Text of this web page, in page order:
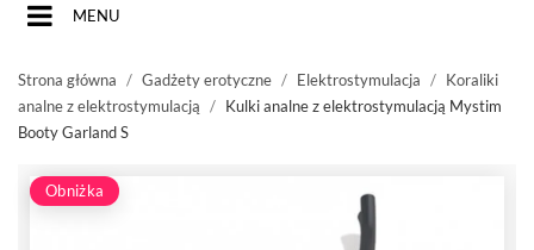
MENU
Strona główna Gadżety erotyczne Elektrostymulacja
Koraliki
analne z elektrostymulacją
Kulki analne z elektrostymulacją Mystim
Booty Garland S
Obniżka